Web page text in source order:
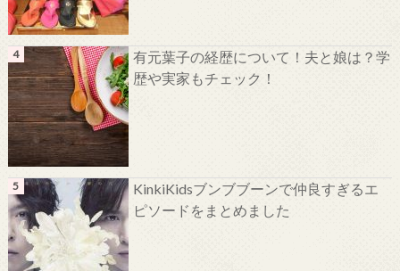
有元葉子の経歴について！夫と娘は？学
歴や実家もチェック！
KinkiKidsブンブブーンで仲良すぎるエ
ピソードをまとめました